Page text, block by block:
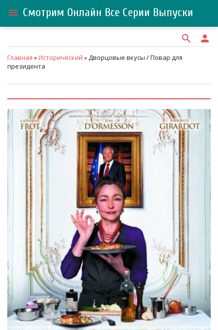
menu Смотрим Онлайн Все Серии Выпуски
search person
Главная »Исторический » Дворцовые вкусы / Повар для
президента